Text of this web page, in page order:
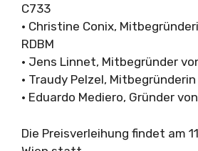
C733
• Christine Conix,
RDBM
• Jens Linnet, Mitbegründer
• Traudy Pelzel,
• Eduardo Mediero, Gründer von
Die Preisverleihung findet am